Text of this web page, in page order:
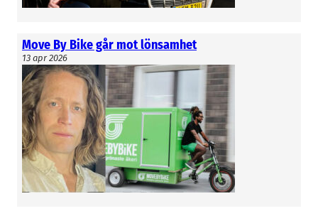
Move By Bike går mot lönsamhet
13 apr 2026